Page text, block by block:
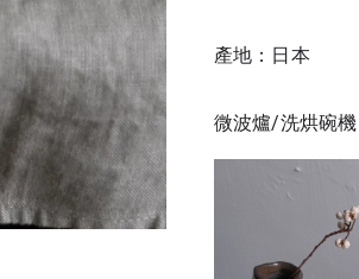
產地：日本
微波爐/洗烘碗